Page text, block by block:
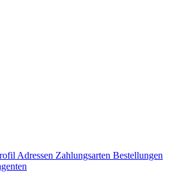
Adressen Zahlungsarten Bestellungen